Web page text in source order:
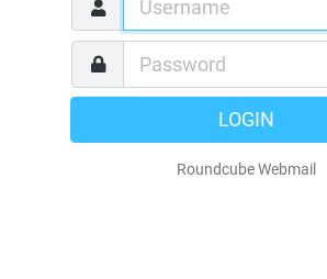
LOGIN
Roundcube Webmail